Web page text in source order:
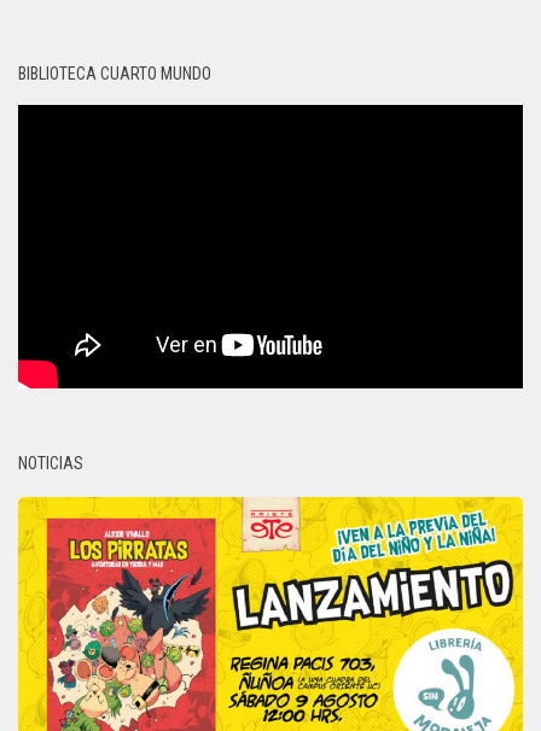
BIBLIOTECA CUARTO MUNDO
NOTICIAS